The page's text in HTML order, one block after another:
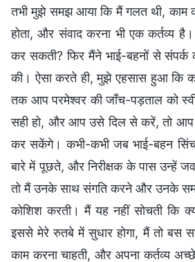
तभी मुझे समझ आया कि मैं गलत थी, काम
होता, और संवाद करना भी एक कर्तव्य
कर सकती? फिर मैंने भाई-बहनों से
की। ऐसा करते ही, मुझे एहसास हुआ कि
तक आप परमेश्वर की जाँच-पड़ताल को
सही हो, और आप उसे दिल से करें, तो
कर सकेंगे। कभी-कभी जब भाई-बहन सिंचन
बारे में पूछते, और निरीक्षक के पास उन्हें
तो मैं उनके साथ संगति करने और उनके
कोशिश करती। मैं यह नहीं सोचती कि
इससे मेरे रुतबे में सुधार होगा, मैं तो बस
काम करना चाहती, और अपना कर्तव्य